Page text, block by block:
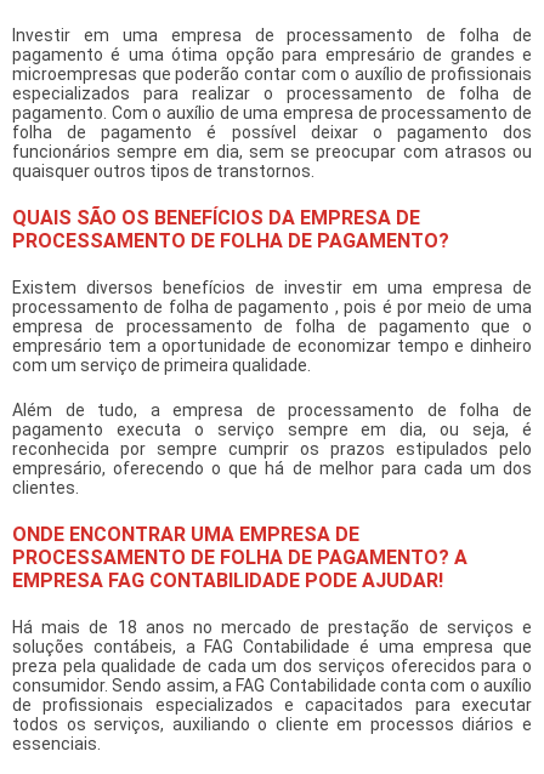
Investir em uma empresa de processamento de folha de
pagamentoé uma ótima opção para empresário de grandes e
microempresas que poderão contar com o auxílio de profissionais
especializados para realizar o processamento de folha de
pagamento. Com o auxílio de uma empresa de processamento de
folha de pagamentoé possível deixar o pagamento dos
funcionários sempre em dia, sem se preocupar com atrasos ou
quaisquer outros tipos de transtornos.
QUAIS SÃO OS BENEFÍCIOS DA EMPRESA DE
PROCESSAMENTO DE FOLHA DE PAGAMENTO?
Existem diversos benefícios de investir em uma empresa de
processamento de folha de pagamento , pois é por meio de uma
empresa de processamento de folha de pagamentoque o
empresário tem a oportunidade de economizar tempo e dinheiro
com um serviço de primeira qualidade.
Além de tudo, aempresa de processamento de folha de
pagamento executa o serviço sempre em dia, ou seja, é
reconhecida por sempre cumprir os prazos estipulados pelo
empresário, oferecendo o que há de melhor para cada um dos
clientes.
ONDE ENCONTRAR UMA EMPRESA DE
PROCESSAMENTO DE FOLHA DE PAGAMENTO? A
EMPRESA FAG CONTABILIDADE PODE AJUDAR!
Há mais de 18 anos no mercado de prestação de serviços e
soluções contábeis, a FAG Contabilidade é uma empresa que
preza pela qualidade de cada um dos serviços oferecidos para o
consumidor. Sendo assim, a FAG Contabilidade conta com o auxílio
de profissionais especializados e capacitados para executar
todos os serviços, auxiliando o cliente em processos diários e
essenciais.